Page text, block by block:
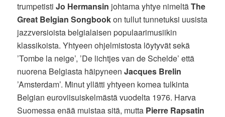
trumpetistiJo Hermansin johtama yhtye nimeltäThe
Great Belgian Songbookon tullut tunnetuksi uusista
jazzversioista belgialaisen populaarimusiikin
klassikoista. Yhtyeen ohjelmistosta löytyvät sekä
’Tombe la neige’, ’De lichtjes van de Schelde’ että
nuorena Belgiasta häipyneenJacques Brelin
’Amsterdam’. Minut yllätti yhtyeen komea tulkinta
Belgian euroviisuiskelmästä vuodelta 1976. Harva
Suomessa enää muistaa sitä, mutta Pierre Rapsatin